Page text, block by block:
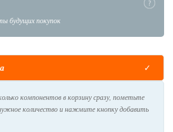
будущих покупок
компонентов в корзину сразу, пометьте
количество и нажмите кнопку добавить